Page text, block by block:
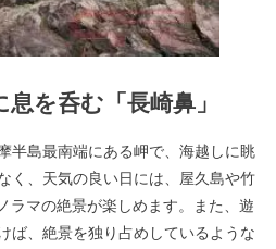
を呑む「長崎鼻」
半島最南端にある岬で、海越しに眺
く、天気の良い日には、屋久島や竹
ラマの絶景が楽しめます。また、遊
ば、絶景を独り占めしているような